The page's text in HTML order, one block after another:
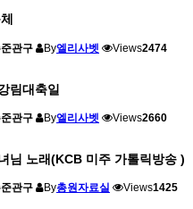
관구 By엘리사벳 Views2474
림대축일
관구 By엘리사벳 Views2660
님 노래(KCB 미주 가톨릭방송 )
관구 By총원자료실 Views1425